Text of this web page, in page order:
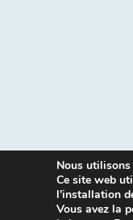
Nous
Ce site web
l’installation
Vous avez la